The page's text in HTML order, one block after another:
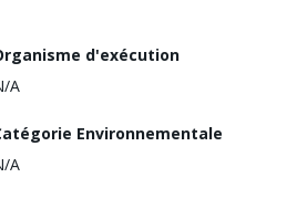
d'exécution
A
Environnementale
A